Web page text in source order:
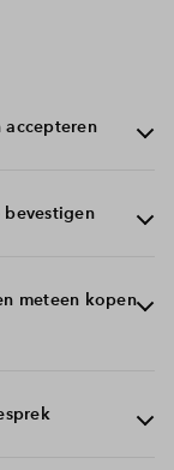
Je hebt nu 2
aan zodat je
blijft.
meteen kopen
tot aankoop of